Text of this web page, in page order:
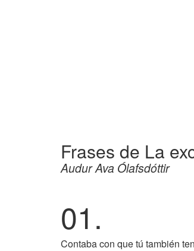
Frases de La
Audur Ava Ólafsdóttir
01.
Contaba con que tú también